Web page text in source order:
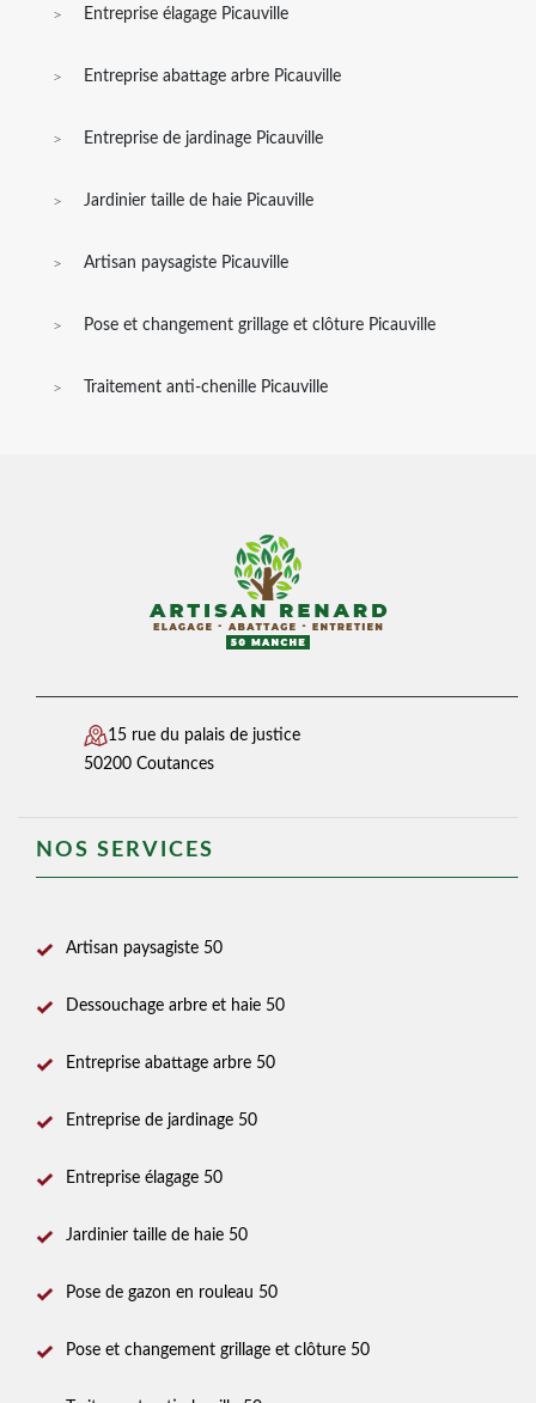
Entreprise élagage Picauville
Entreprise abattage arbre Picauville
Entreprise de jardinage Picauville
Jardinier taille de haie Picauville
Artisan paysagiste Picauville
Pose et changement grillage et clôture Picauville
Traitement anti-chenille Picauville
15 rue du palais de justice
50200 Coutances
NOS SERVICES
Artisan paysagiste 50
Dessouchage arbre et haie 50
Entreprise abattage arbre 50
Entreprise de jardinage 50
Entreprise élagage 50
Jardinier taille de haie 50
Pose de gazon en rouleau 50
Pose et changement grillage et clôture 50